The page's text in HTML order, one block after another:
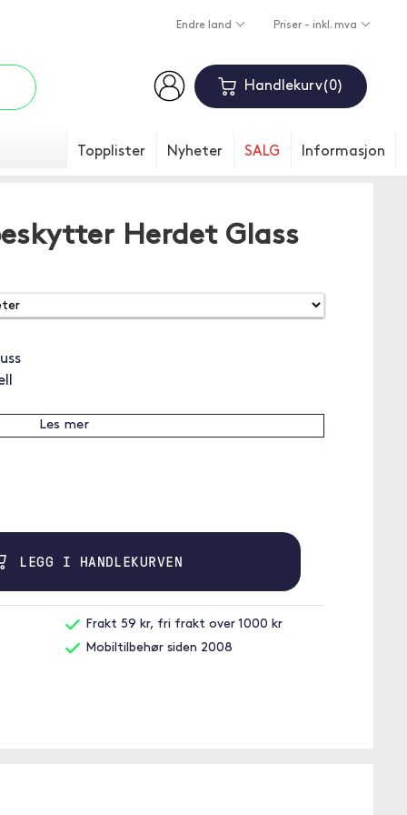
Endre land Priser - inkl. mva
Handlekurv 0
Topplister Nyheter SALG Informasjon
Herdet Glass
Les mer
LEGG I HANDLEKURVEN
Frakt 59 kr, fri frakt over 1000 kr
Mobiltilbehør siden 2008